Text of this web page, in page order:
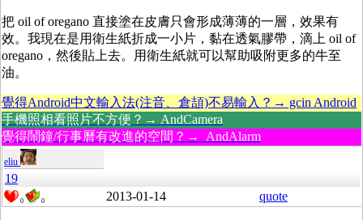
把 oil of oregano 直接塗在皮膚只會形成薄薄的一層，效果有
效。我現在是用衛生紙折成一小片，黏在透氣膠帶，滴上 oil of
oregano，然後貼上去。用衛生紙就可以幫助吸附更多的牛至
油。
覺得Android中文輸入法(注音、倉頡)不易輸入？→ gcin Android
手機照相看照片不方便？→ AndCamera
覺得鬧鐘/行事曆有改進的空間？→ AndAlarm
eliu
19
0 0 2013-01-14 quote